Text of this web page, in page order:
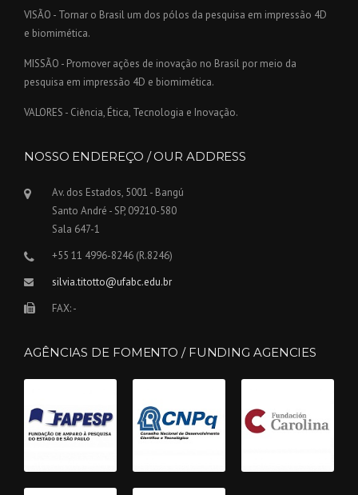
VISÃO - Tornar o Brasil um dos pólos da pesquisa em impressão 4D
e biomimética.
MISSÃO - Promover ações de inovação no Brasil por meio da
pesquisa em impressão 4D e biomimética.
VALORES - Ciência, Ética, Tecnologia e Inovação.
NOSSO ENDEREÇO / OUR ADDRESS
Av. dos Estados, 5001 - Bangú
Santo André - SP, 09210-580
Sala 647-1
+55 11 4996-8246 (R.8246)
silvia.titotto@ufabc.edu.br
FAX: -
AGÊNCIAS DE FOMENTO / FUNDING AGENCIES